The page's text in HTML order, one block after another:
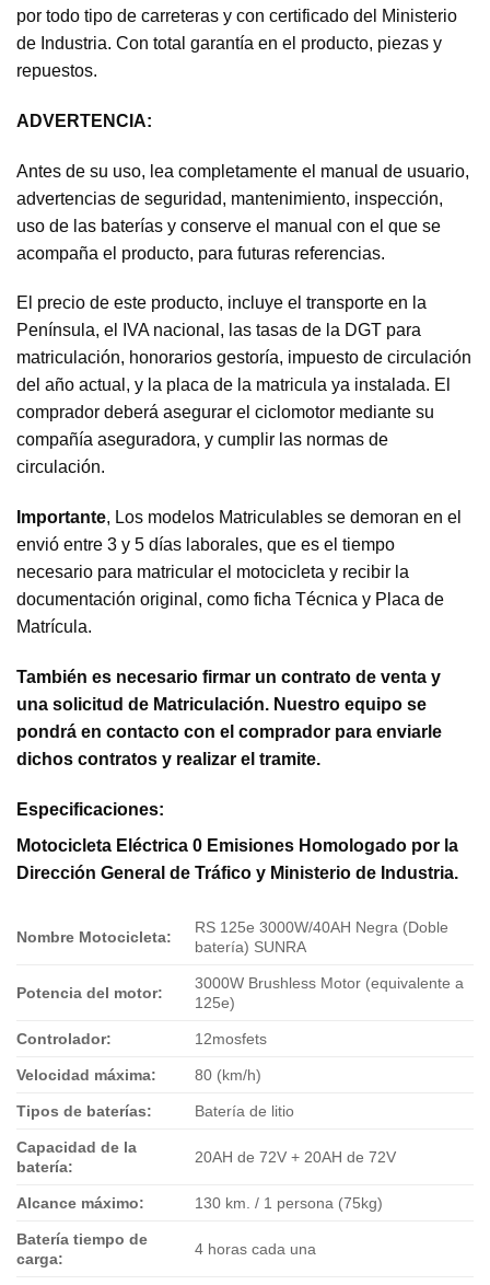
por todo tipo de carreteras y con certificado del Ministerio
de Industria. Con total garantía en el producto, piezas y
repuestos.
ADVERTENCIA:
Antes de su uso, lea completamente el manual de usuario,
advertencias de seguridad, mantenimiento, inspección,
uso de las baterías y conserve el manual con el que se
acompaña el producto, para futuras referencias.
El precio de este producto, incluye el transporte en la
Península, el IVA nacional, las tasas de la DGT para
matriculación, honorarios gestoría, impuesto de circulación
del año actual, y la placa de la matricula ya instalada. El
comprador deberá asegurar el ciclomotor mediante su
compañía aseguradora, y cumplir las normas de
circulación.
Importante, Los modelos Matriculables se demoran en el
envió entre 3 y 5 días laborales, que es el tiempo
necesario para matricular el motocicleta y recibir la
documentación original, como ficha Técnica y Placa de
Matrícula.
También es necesario firmar un contrato de venta y
una solicitud de Matriculación. Nuestro equipo se
pondrá en contacto con el comprador para enviarle
dichos contratos y realizar el tramite.
Especificaciones:
Motocicleta Eléctrica 0 Emisiones Homologado por la
Dirección General de Tráfico y Ministerio de Industria.
Nombre Motocicleta:
RS 125e 3000W/40AH Negra (Doble
batería) SUNRA
Potencia del motor:
3000W Brushless Motor (equivalente a
125e)
Controlador: 12mosfets
Velocidad máxima: 80 (km/h)
Tipos de baterías: Batería de litio
Capacidad de la
batería:
20AH de 72V + 20AH de 72V
Alcance máximo: 130 km. / 1 persona (75kg)
Batería tiempo de
carga:
4 horas cada una